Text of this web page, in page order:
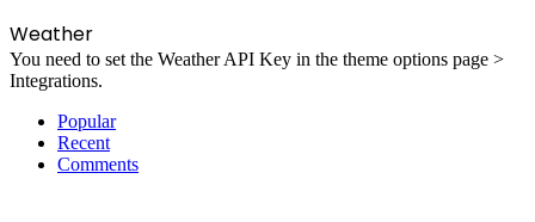
Weather
You need to set the Weather API Key in the theme options page >
Integrations.
Popular
Recent
Comments